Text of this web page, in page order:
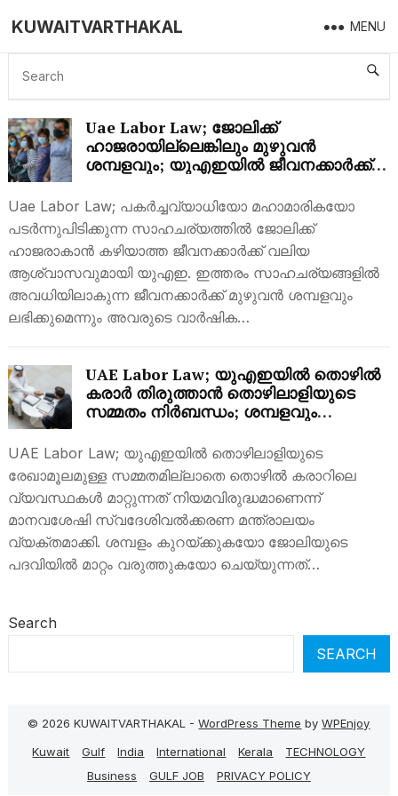
KUWAITVARTHAKAL MENU
UAE LABOR LAW
Uae Labor Law; ജോലിക്ക്
ഹാജരായില്ലെങ്കിലും മുഴുവൻ
ശമ്പളവും; യുഎഇയിൽ ജീവനക്കാർക്ക്
നിയമഭേദഗതി
Uae Labor Law; പകർച്ചവ്യാധിയോ മഹാമാരികയോ
പടർന്നുപിടിക്കുന്ന സാഹചര്യത്തിൽ ജോലിക്ക്
ഹാജരാകാൻ കഴിയാത്ത ജീവനക്കാർക്ക് വലിയ
ആശ്വാസവുമായി യുഎഇ. ഇത്തരം സാഹചര്യങ്ങളിൽ
അവധിയിലാകുന്ന ജീവനക്കാർക്ക് മുഴുവൻ ശമ്പളവും
ലഭിക്കുമെന്നും അവരുടെ വാർഷിക…
UAE Labor Law; യുഎഇയിൽ തൊഴിൽ
കരാർ തിരുത്താൻ തൊഴിലാളിയുടെ
സമ്മതം നിർബന്ധം; ശമ്പളവും
UAE Labor Law; യുഎഇയിൽ തൊഴിലാളിയുടെ
രേഖാമൂലമുള്ള സമ്മതമില്ലാതെ തൊഴിൽ കരാറിലെ
വ്യവസ്ഥകൾ മാറ്റുന്നത് നിയമവിരുദ്ധമാണെന്ന്
മാനവശേഷി സ്വദേശിവൽക്കരണ മന്ത്രാലയം
വ്യക്തമാക്കി. ശമ്പളം കുറയ്ക്കുകയോ ജോലിയുടെ
പദവിയിൽ മാറ്റം വരുത്തുകയോ ചെയ്യുന്നത്…
Search
SEARCH
© 2026 KUWAITVARTHAKAL -WordPress Theme byWPEnjoy
Kuwait
Gulf India International Kerala
TECHNOLOGY
Business
GULF JOB PRIVACY POLICY